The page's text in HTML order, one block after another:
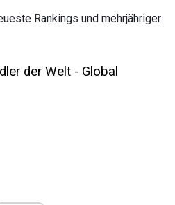
Rankings und mehrjähriger
der Welt - Global